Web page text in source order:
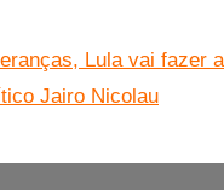
Lula vai fazer a
Jairo Nicolau